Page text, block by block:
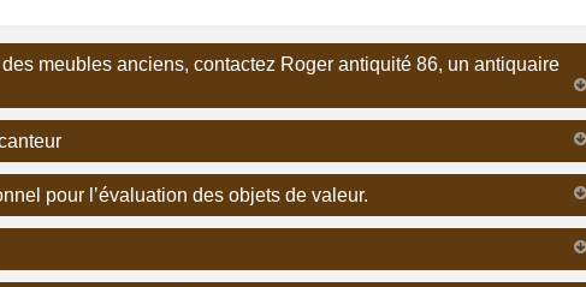
meubles anciens, contactez Roger antiquité 86, un antiquaire
pour l’évaluation des objets de valeur.